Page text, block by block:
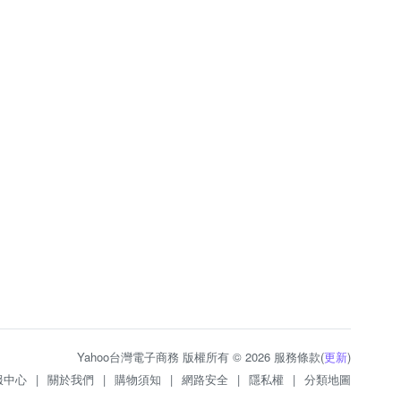
Yahoo台灣電子商務 版權所有 © 2026 服務條款(更新)
中心 | 關於我們 | 購物須知 | 網路安全 | 隱私權 | 分類地圖